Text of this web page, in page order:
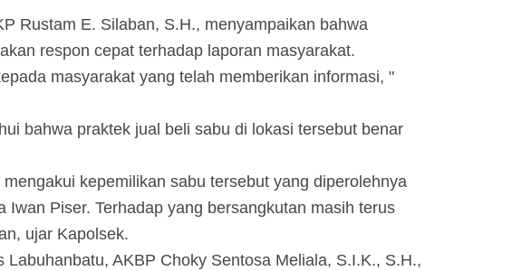
Rustam E. Silaban, S.H., menyampaikan bahwa
respon cepat terhadap laporan masyarakat.
masyarakat yang telah memberikan informasi, "
bahwa praktek jual beli sabu di lokasi tersebut benar
kepemilikan sabu tersebut yang diperolehnya
Iwan Piser. Terhadap yang bersangkutan masih terus
ujar Kapolsek.
Labuhanbatu, AKBP Choky Sentosa Meliala, S.I.K., S.H.,